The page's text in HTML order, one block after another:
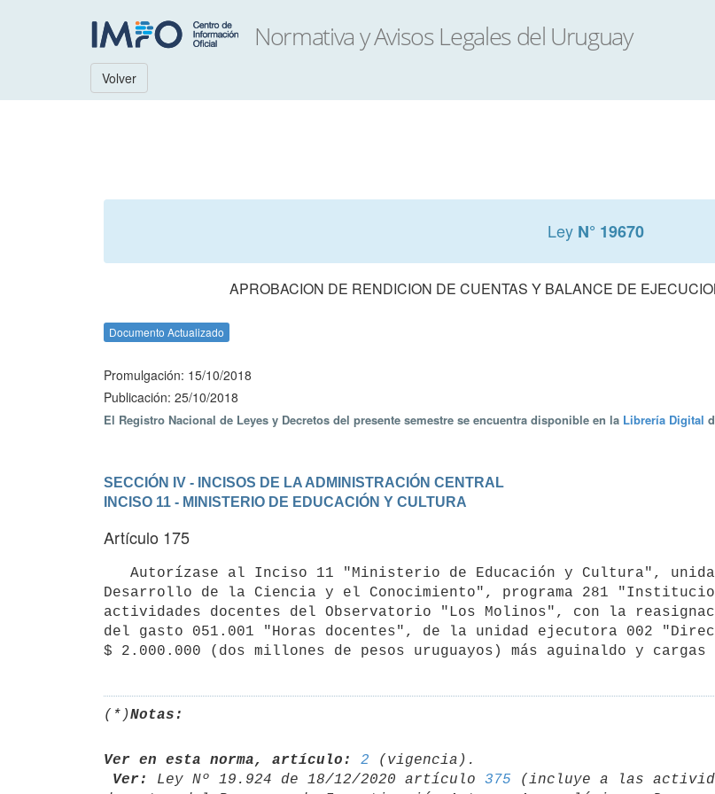
Volver
Ley N° 19670
APROBACION DE RENDICION DE CUENTAS Y BALANCE DE
Documento Actualizado
Promulgación: 15/10/2018
Publicación: 25/10/2018
El Registro Nacional de Leyes y Decretos del presente semestre se encuentra disponible en la Librería Digital
SECCIÓN IV - INCISOS DE LA ADMINISTRACIÓN CENTRAL
INCISO 11 - MINISTERIO DE EDUCACIÓN Y CULTURA
Artículo 175
Desarrollo de la Ciencia y el Conocimiento", programa 281
actividades docentes del Observatorio "Los Molinos", con la
del gasto 051.001 "Horas docentes", de la unidad ejecutora 002
(*)Notas:
Ver en esta norma, artículo: 2
Ver:
Ley Nº 19.924 de 18/12/2020 artículo 375 (incluye a las